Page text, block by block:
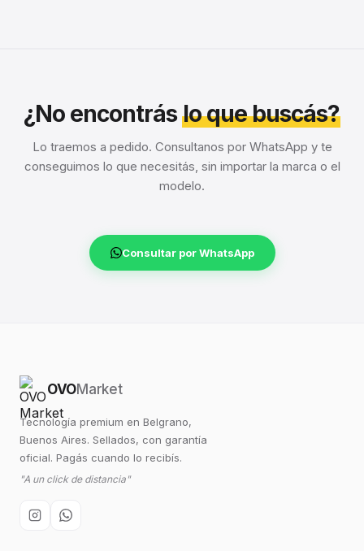
¿No encontráslo que buscás?
Lo traemos a pedido. Consultanos por WhatsApp y te
conseguimos lo que necesitás, sin importar la marca o el
modelo.
Consultar por WhatsApp
OVOMarket
Tecnología premium en Belgrano,
Buenos Aires. Sellados, con garantía
oficial. Pagás cuando lo recibís.
"A un click de distancia"